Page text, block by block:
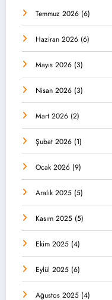
Temmuz 2026 (6)
Haziran 2026 (6)
Mayıs 2026 (3)
Nisan 2026 (3)
Mart 2026 (2)
Şubat 2026 (1)
Ocak 2026 (9)
Aralık 2025 (5)
Kasım 2025 (5)
Ekim 2025 (4)
Eylül 2025 (6)
Ağustos 2025 (4)